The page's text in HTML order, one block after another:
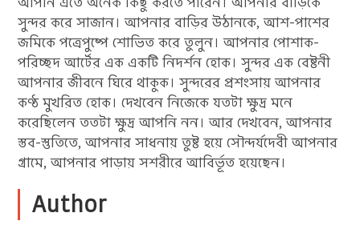
সুন্দর করে সাজান। আপনার বাড়ির উঠানকে, আশ-পাশের
জমিকে পত্রেপুষ্পে শোভিত করে তুলুন। আপনার পোশাক-
পরিচ্ছদ আর্টের এক একটি নিদর্শন হোক। সুন্দর এক বেষ্টনী
আপনার জীবনে ঘিরে থাকুক। সুন্দরের প্রশংসায় আপনার
কণ্ঠ মুখরিত হোক। দেখবেন নিজেকে যতটা ক্ষুদ্র মনে
করেছিলেন ততটা ক্ষুদ্র আপনি নন। আর দেখবেন, আপনার
স্তব-স্তুতিতে, আপনার সাধনায় তুষ্ট হয়ে সৌন্দর্যদেবী আপনার
গ্রামে, আপনার পাড়ায় সশরীরে আবির্ভূত হয়েছেন।
Author